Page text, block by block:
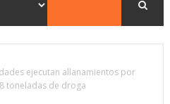
ejecutan allanamientos por
toneladas de droga